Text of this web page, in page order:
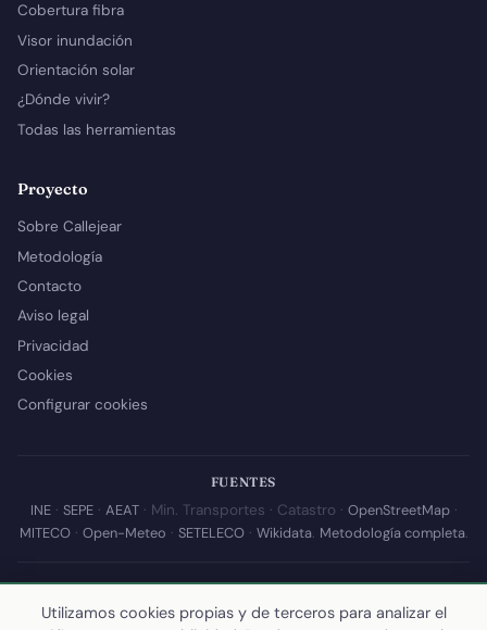
Cobertura fibra
Visor inundación
Orientación solar
¿Dónde vivir?
Todas las herramientas
Proyecto
Sobre Callejear
Metodología
Contacto
Aviso legal
Privacidad
Cookies
Configurar cookies
FUENTES
INE· SEPE· AEAT· Min. Transportes · Catastro · OpenStreetMap·
MITECO· Open-Meteo · SETELECO· Wikidata. Metodología completa.
© 2026 Callejear.com — Directorio municipal de España con datos
abiertos. Desarrollado y mantenido porYoel Castaño.
Utilizamos cookies propias y de terceros para analizar el